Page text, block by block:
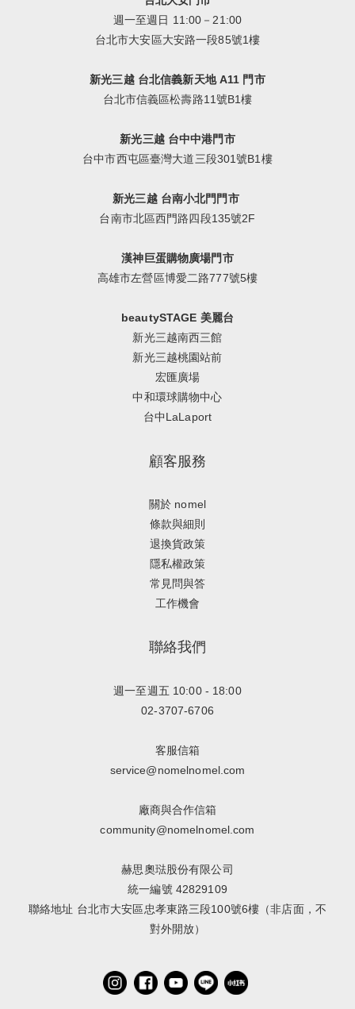
週一至週日 11:00－21:00
台北市大安區大安路一段85號1樓
新光三越 台北信義新天地 A11 門市
台北市信義區松壽路11號B1樓
新光三越 台中中港門市
台中市西屯區臺灣大道三段301號B1樓
新光三越 台南小北門門市
台南市北區西門路四段135號2F
漢神巨蛋購物廣場門市
高雄市左營區博愛二路777號5樓
beautySTAGE 美麗台
新光三越南西三館
新光三越桃園站前
宏匯廣場
中和環球購物中心
台中LaLaport
顧客服務
關於 nomel
條款與細則
退換貨政策
隱私權政策
常見問與答
工作機會
聯絡我們
週一至週五 10:00 - 18:00
02-3707-6706
客服信箱
service@nomelnomel.com
廠商與合作信箱
community@nomelnomel.com
赫思奧琺股份有限公司
統一編號 42829109
聯絡地址 台北市大安區忠孝東路三段100號6樓（非店面，不
對外開放）